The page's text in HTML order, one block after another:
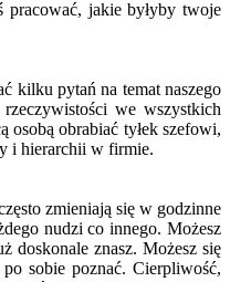
jakie byłyby twoje
kilku pytań na temat naszego
we wszystkich
osobą obrabiać tyłek szefowi,
i hierarchii w firmie.
zmieniają się w godzinne
nudzi co innego. Możesz
doskonale znasz. Możesz się
sobie poznać. Cierpliwość,